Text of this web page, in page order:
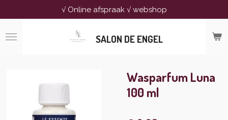
direct
naar
SALON DE ENGEL
√ Online afspraak √ webshop
Wasparfum Luna
100 ml